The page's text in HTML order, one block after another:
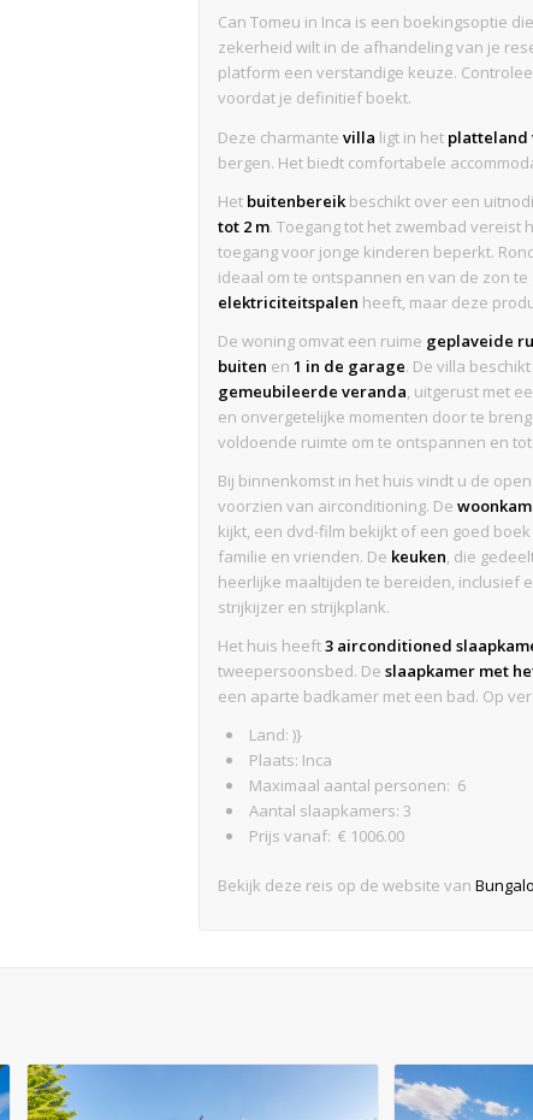
Can Tomeu in Inca is een boekingsoptie
zekerheid wilt in de afhandeling van je
platform een verstandige keuze.
voordat je definitief boekt.
Deze charmantevilla ligt in het platteland
bergen. Het biedt comfortabele
Het buitenbereik beschikt over een
tot 2 m. Toegang tot het zwembad vereist
toegang voor jonge kinderen beperkt.
ideaal om te ontspannen en van de zon
elektriciteitspalen heeft, maar deze
De woning omvat een ruime geplaveide
buiten en1 in de garage. De villa
gemeubileerde veranda, uitgerust met
en onvergetelijke momenten door te
voldoende ruimte om te ontspannen en
Bij binnenkomst in het huis vindt u de
voorzien van airconditioning. De
kijkt, een dvd-film bekijkt of een goed boek
familie en vrienden. De keuken, die
heerlijke maaltijden te bereiden, inclusief
strijkijzer en strijkplank.
Het huis heeft3 airconditioned
tweepersoonsbed. Deslaapkamer met
een aparte badkamer met een bad. Op
Land: )}
Plaats: Inca
Maximaal aantal personen: 6
Aantal slaapkamers: 3
Prijs vanaf: € 1006.00
Bekijk deze reis op de website van